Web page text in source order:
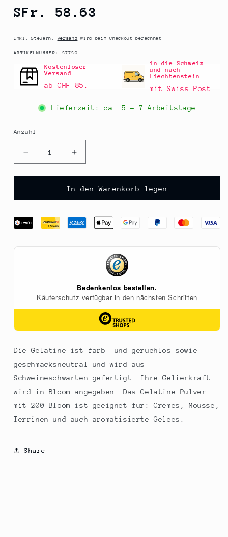
Normaler
SFr. 58.63
Inkl. Steuern.Versand wird beim Checkout berechnet
ARTIKELNUMMER: SKU:
27720
Kostenloser
Versand
ab CHF 85.–
in die Schweiz
und nach
Liechtenstein
mit Swiss Post
Lieferzeit: ca. 5 - 7 Arbeitstage
Anzahl
Anzahl
Verringere
die
Menge
Gelatine
weiss,
200
Erhöhe
die
Menge
für
Gelatine
weiss,
200
Francois,
kg
In den Warenkorb legen
Die Gelatine ist farb- und geruchlos sowie
geschmacksneutral und wird aus
Schweineschwarten gefertigt. Ihre Gelierkraft
wird in Bloom angegeben. Das Gelatine Pulver
mit 200 Bloom ist geeignet für: Cremes, Mousse,
Terrinen und auch aromatisierte Gelees.
Share